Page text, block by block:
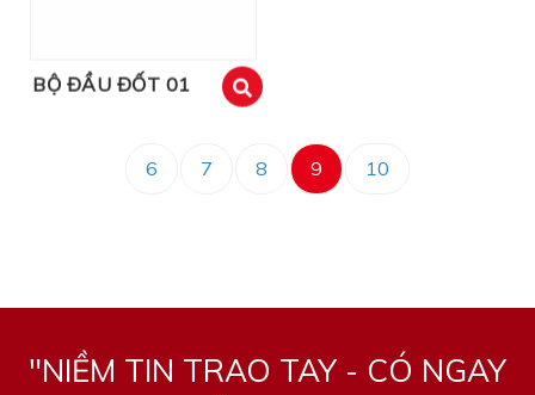
BỘ ĐẦU ĐỐT 01
xem
6 7 8 9 10
"NIỀM TIN TRAO TAY - CÓ NGAY